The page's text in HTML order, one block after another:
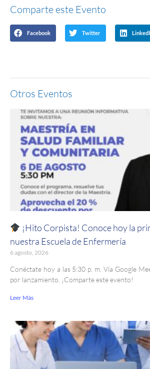
Comparte este Evento
Facebook Twitter
Otros Eventos
¡Hito Corpista! Conoce hoy la
nuestra Escuela de Enfermería
6 agosto, 2026
Conéctate hoy a las 5:30 p. m. Vía Google
por lanzamiento. ¡Comparte este evento!
Leer Más